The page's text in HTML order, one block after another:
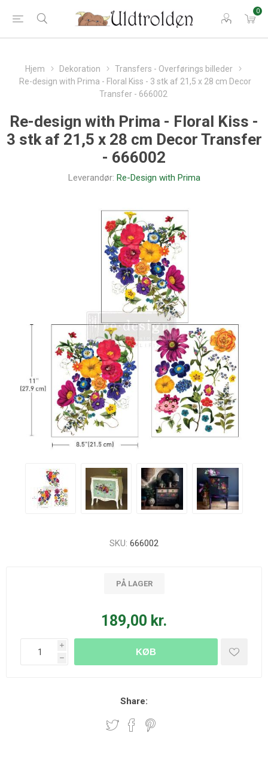
0
Hjem Dekoration
Transfers - Overførings billeder
Re-design with Prima - Floral Kiss - 3 stk af 21,5 x 28 cm Decor
Transfer - 666002
Re-design with Prima - Floral Kiss -
3 stk af 21,5 x 28 cm Decor Transfer
- 666002
Leverandør: Re-Design with Prima
SKU: 666002
PÅ LAGER
189,00 kr.
i
h
KØB
Share: